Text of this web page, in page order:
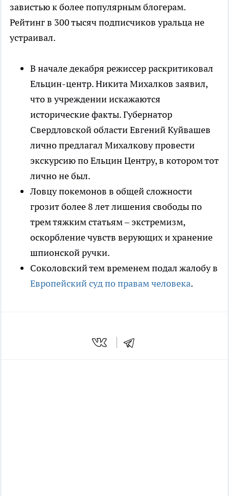
завистью к более популярным блогерам.
Рейтинг в 300 тысяч подписчиков уральца не
устраивал.
В начале декабря режиссер раскритиковал
Ельцин-центр. Никита Михалков заявил,
что в учреждении искажаются
исторические факты. Губернатор
Свердловской области Евгений Куйвашев
лично предлагал Михалкову провести
экскурсию по Ельцин Центру, в котором тот
лично не был.
Ловцу покемонов в общей сложности
грозит более 8 лет лишения свободы по
трем тяжким статьям – экстремизм,
оскорбление чувств верующих и хранение
шпионской ручки.
Соколовский тем временем подал жалобу в
Европейский суд по правам человека.